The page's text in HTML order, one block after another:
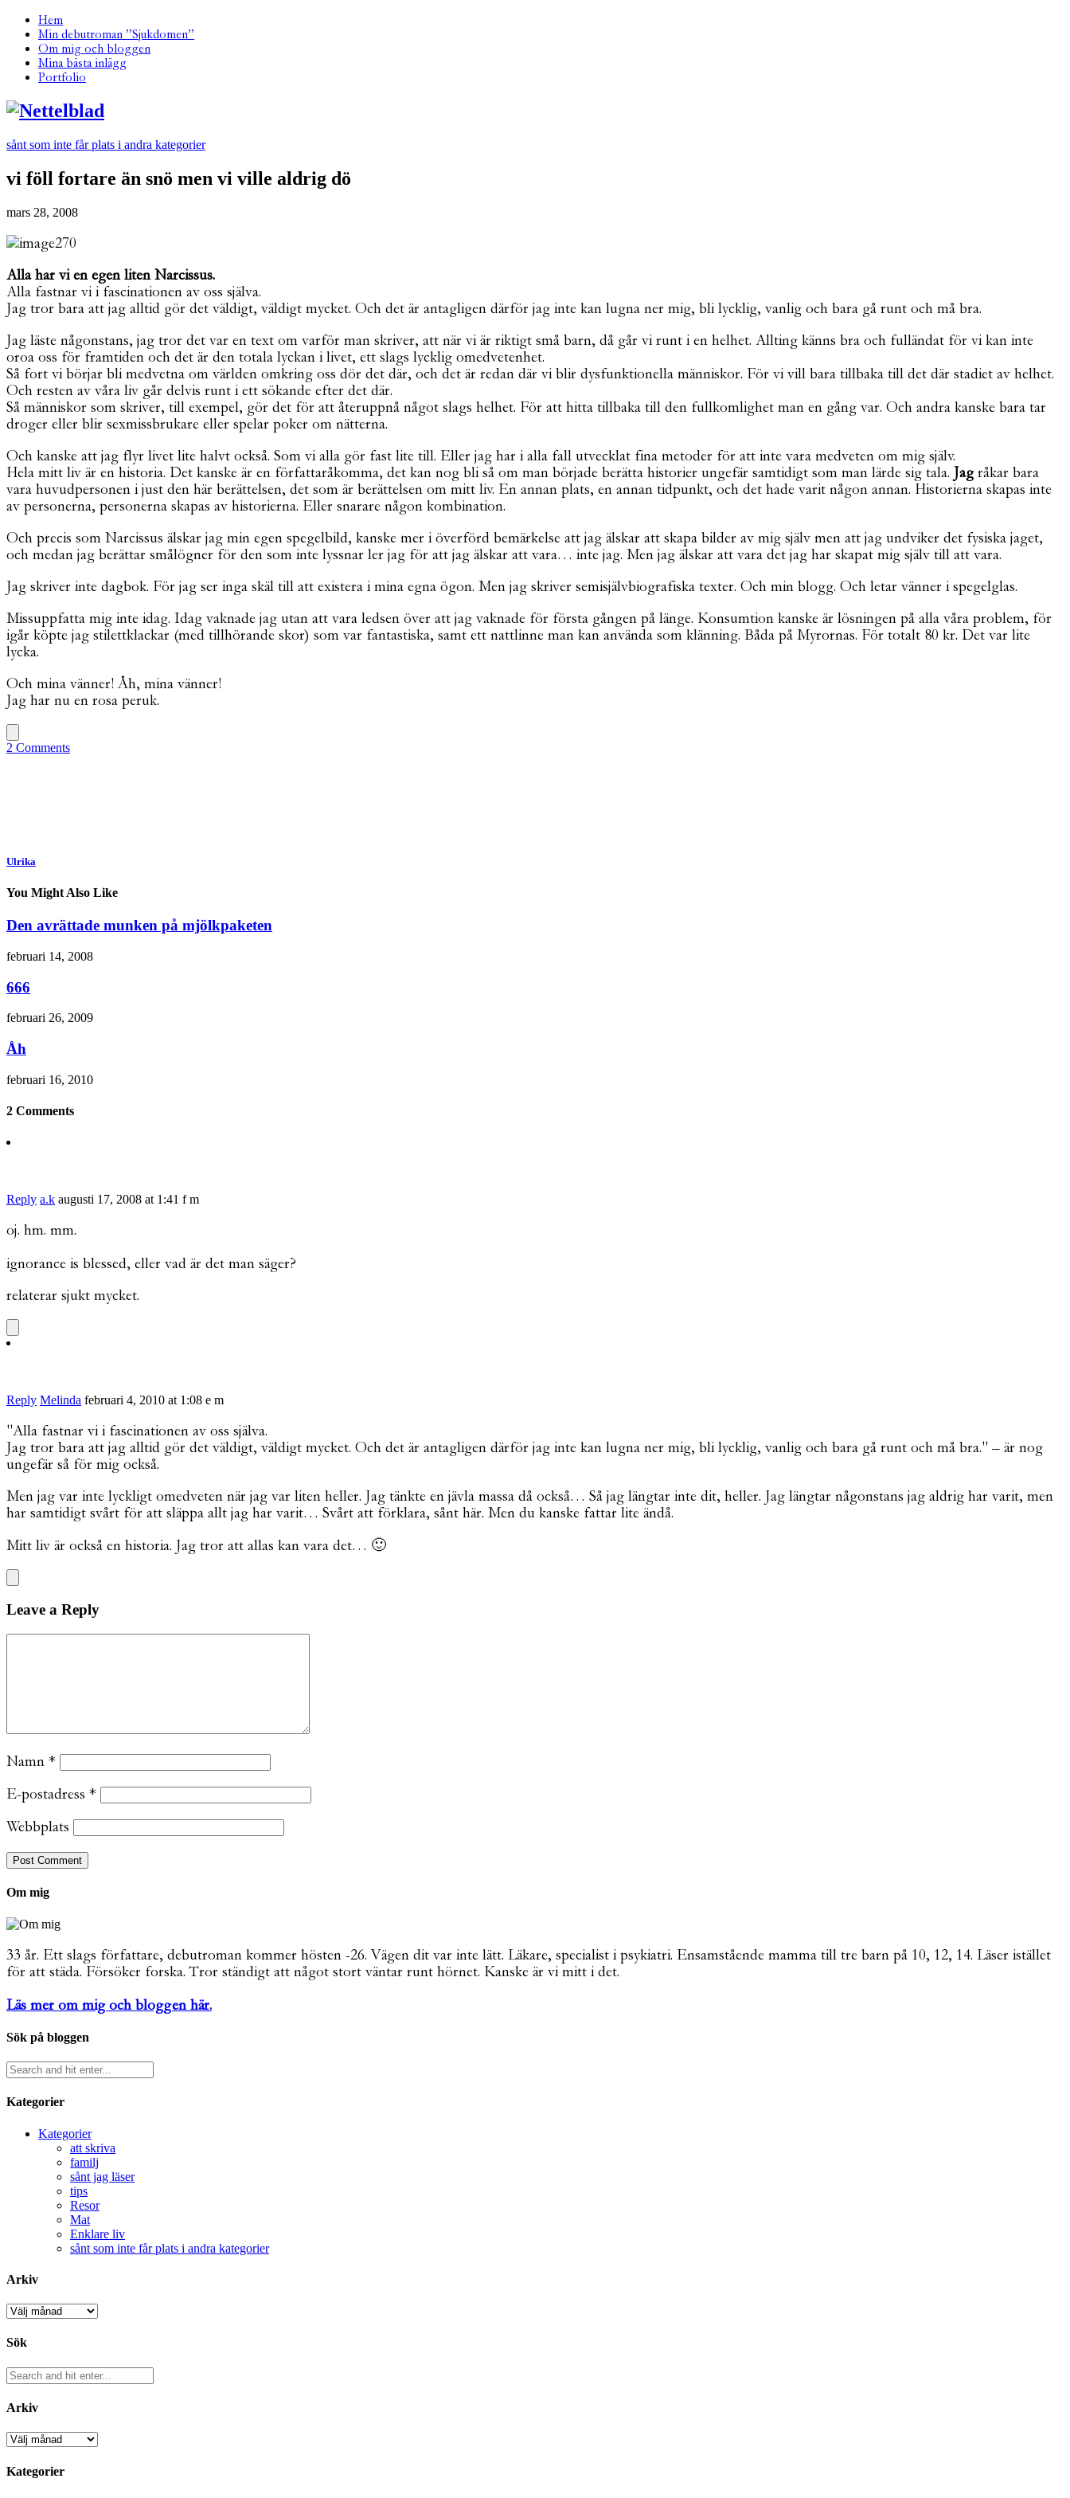
Hem
Min debutroman ”Sjukdomen”
Om mig och bloggen
Mina bästa inlägg
Portfolio
sånt som inte får plats i andra kategorier
vi föll fortare än snö men vi ville aldrig dö
mars 28, 2008
Alla har vi en egen liten Narcissus.
Alla fastnar vi i fascinationen av oss själva.
Jag tror bara att jag alltid gör det väldigt, väldigt mycket. Och det är antagligen därför jag inte kan lugna ner mig, bli lycklig, vanlig och bara gå runt och må bra.
Jag läste någonstans, jag tror det var en text om varför man skriver, att när vi är riktigt små barn, då går vi runt i en helhet. Allting känns bra och fulländat för vi kan inte
oroa oss för framtiden och det är den totala lyckan i livet, ett slags lycklig omedvetenhet.
Så fort vi börjar bli medvetna om världen omkring oss dör det där, och det är redan där vi blir dysfunktionella människor. För vi vill bara tillbaka till det där stadiet av helhet.
Och resten av våra liv går delvis runt i ett sökande efter det där.
Så människor som skriver, till exempel, gör det för att återuppnå något slags helhet. För att hitta tillbaka till den fullkomlighet man en gång var. Och andra kanske bara tar
droger eller blir sexmissbrukare eller spelar poker om nätterna.
Och kanske att jag flyr livet lite halvt också. Som vi alla gör fast lite till. Eller jag har i alla fall utvecklat fina metoder för att inte vara medveten om mig själv.
Hela mitt liv är en historia. Det kanske är en författaråkomma, det kan nog bli så om man började berätta historier ungefär samtidigt som man lärde sig tala. Jagråkar bara
vara huvudpersonen i just den här berättelsen, det som är berättelsen om mitt liv. En annan plats, en annan tidpunkt, och det hade varit någon annan. Historierna skapas inte
av personerna, personerna skapas av historierna. Eller snarare någon kombination.
Och precis som Narcissus älskar jag min egen spegelbild, kanske mer i överförd bemärkelse att jag älskar att skapa bilder av mig själv men att jag undviker det fysiska jaget,
och medan jag berättar smålögner för den som inte lyssnar ler jag för att jag älskar att vara… inte jag. Men jag älskar att vara det jag har skapat mig själv till att vara.
Jag skriver inte dagbok. För jag ser inga skäl till att existera i mina egna ögon. Men jag skriver semisjälvbiografiska texter. Och min blogg. Och letar vänner i spegelglas.
Missuppfatta mig inte idag. Idag vaknade jag utan att vara ledsen över att jag vaknade för första gången på länge. Konsumtion kanske är lösningen på alla våra problem, för
igår köpte jag stilettklackar (med tillhörande skor) som var fantastiska, samt ett nattlinne man kan använda som klänning. Båda på Myrornas. För totalt 80 kr. Det var lite
lycka.
Och mina vänner! Åh, mina vänner!
Jag har nu en rosa peruk.
2 Comments
Ulrika
You Might Also Like
Den avrättade munken på mjölkpaketen
februari 14, 2008
666
februari 26, 2009
Åh
februari 16, 2010
2 Comments
Reply a.k augusti 17, 2008 at 1:41 f m
oj. hm. mm.
ignorance is blessed, eller vad är det man säger?
relaterar sjukt mycket.
Reply Melinda februari 4, 2010 at 1:08 e m
"Alla fastnar vi i fascinationen av oss själva.
Jag tror bara att jag alltid gör det väldigt, väldigt mycket. Och det är antagligen därför jag inte kan lugna ner mig, bli lycklig, vanlig och bara gå runt och må bra." – är nog
ungefär så för mig också.
Men jag var inte lyckligt omedveten när jag var liten heller. Jag tänkte en jävla massa då också… Så jag längtar inte dit, heller. Jag längtar någonstans jag aldrig har varit, men
har samtidigt svårt för att släppa allt jag har varit… Svårt att förklara, sånt här. Men du kanske fattar lite ändå.
Mitt liv är också en historia. Jag tror att allas kan vara det… 🙂
Leave a Reply
Namn *
E-postadress *
Webbplats
Om mig
33 år. Ett slags författare, debutroman kommer hösten -26. Vägen dit var inte lätt. Läkare, specialist i psykiatri. Ensamstående mamma till tre barn på 10, 12, 14. Läser istället
för att städa. Försöker forska. Tror ständigt att något stort väntar runt hörnet. Kanske är vi mitt i det.
Läs mer om mig och bloggen här.
Sök på bloggen
Kategorier
Kategorier
att skriva
familj
sånt jag läser
tips
Resor
Mat
Enklare liv
sånt som inte får plats i andra kategorier
Arkiv
Arkiv
Sök
Arkiv
Arkiv
Kategorier